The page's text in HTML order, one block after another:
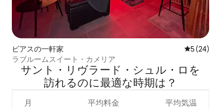
ビアスの一軒家 レビュー
5 (24)
ラブルームスイート・カメリア
サント・リヴラード・シュル・ロを
訪⁠れ⁠るの⁠に最⁠適⁠な時⁠期⁠は⁠？
月 平均料金 平均気温